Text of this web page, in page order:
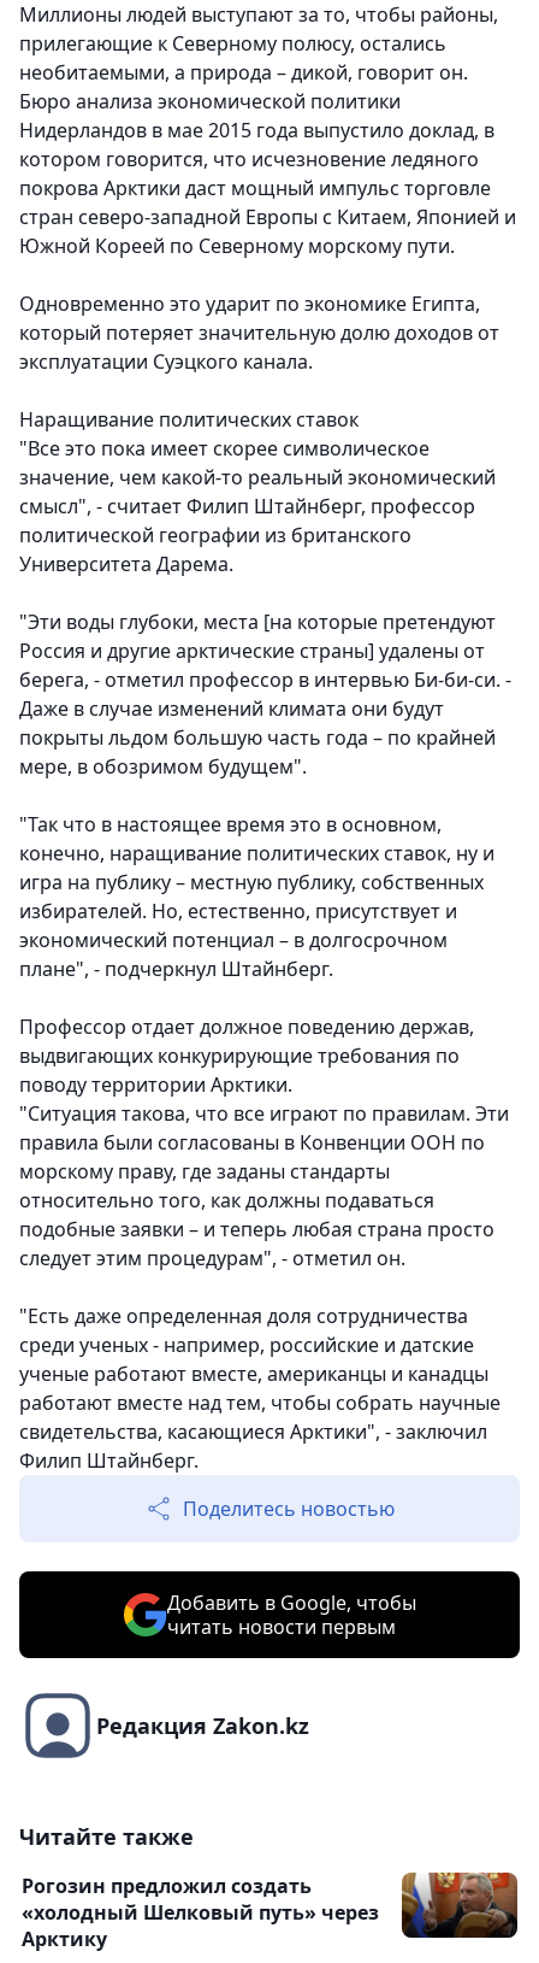
Миллионы людей выступают за то, чтобы районы,
прилегающие к Северному полюсу, остались
необитаемыми, а природа – дикой, говорит он.
Бюро анализа экономической политики
Нидерландов в мае 2015 года выпустило доклад, в
котором говорится, что исчезновение ледяного
покрова Арктики даст мощный импульс торговле
стран северо-западной Европы с Китаем, Японией и
Южной Кореей по Северному морскому пути.
Одновременно это ударит по экономике Египта,
который потеряет значительную долю доходов от
эксплуатации Суэцкого канала.
Наращивание политических ставок
"Все это пока имеет скорее символическое
значение, чем какой-то реальный экономический
смысл", - считает Филип Штайнберг, профессор
политической географии из британского
Университета Дарема.
"Эти воды глубоки, места [на которые претендуют
Россия и другие арктические страны] удалены от
берега, - отметил профессор в интервью Би-би-си. -
Даже в случае изменений климата они будут
покрыты льдом большую часть года – по крайней
мере, в обозримом будущем".
"Так что в настоящее время это в основном,
конечно, наращивание политических ставок, ну и
игра на публику – местную публику, собственных
избирателей. Но, естественно, присутствует и
экономический потенциал – в долгосрочном
плане", - подчеркнул Штайнберг.
Профессор отдает должное поведению держав,
выдвигающих конкурирующие требования по
поводу территории Арктики.
"Ситуация такова, что все играют по правилам. Эти
правила были согласованы в Конвенции ООН по
морскому праву, где заданы стандарты
относительно того, как должны подаваться
подобные заявки – и теперь любая страна просто
следует этим процедурам", - отметил он.
"Есть даже определенная доля сотрудничества
среди ученых - например, российские и датские
ученые работают вместе, американцы и канадцы
работают вместе над тем, чтобы собрать научные
свидетельства, касающиеся Арктики", - заключил
Филип Штайнберг.
Поделитесь новостью
Добавить в Google, чтобы
читать новости первым
Редакция Zakon.kz
Читайте также
Рогозин предложил создать
«холодный Шелковый путь» через
Арктику